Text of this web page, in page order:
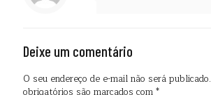
Deixe um comentário
O seu endereço de e-mail não será publicado.